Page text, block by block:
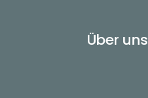
Über uns